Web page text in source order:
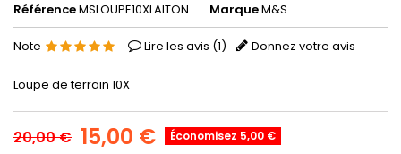
RéférenceMSLOUPE10XLAITON MarqueM&S
Note Lire les avis (1) Donnez votre avis
Loupe de terrain 10X
20,00 € 15,00 € Économisez 5,00 €